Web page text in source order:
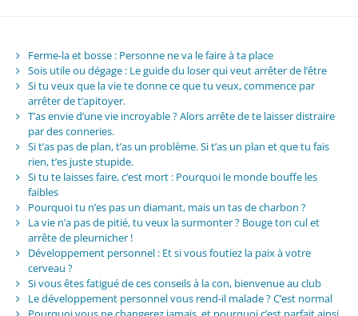
Ferme-la et bosse : Personne ne va le faire à ta place
Sois utile ou dégage : Le guide du loser qui veut arrêter de l’être
Si tu veux que la vie te donne ce que tu veux, commence par
arrêter de t’apitoyer.
T’as envie d’une vie incroyable ? Alors arrête de te laisser distraire
par des conneries.
Si t’as pas de plan, t’as un problème. Si t’as un plan et que tu fais
rien, t’es juste stupide.
Si tu te laisses faire, c’est mort : Pourquoi le monde bouffe les
faibles
Pourquoi tu n’es pas un diamant, mais un tas de charbon ?
La vie n’a pas de pitié, tu veux la surmonter ? Bouge ton cul et
arrête de pleurnicher !
Développement personnel : Et si vous foutiez la paix à votre
cerveau ?
Si vous êtes fatigué de ces conseils à la con, bienvenue au club
Le développement personnel vous rend-il malade ? C’est normal